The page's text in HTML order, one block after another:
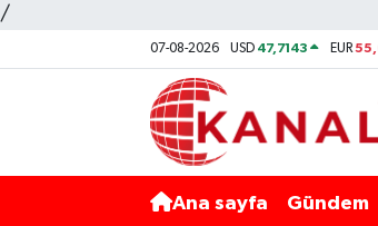
/
07-08-2026 USD 47,7143 EUR
Ana sayfa Gündem